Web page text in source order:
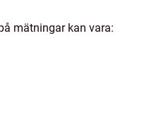
mätningar kan vara: